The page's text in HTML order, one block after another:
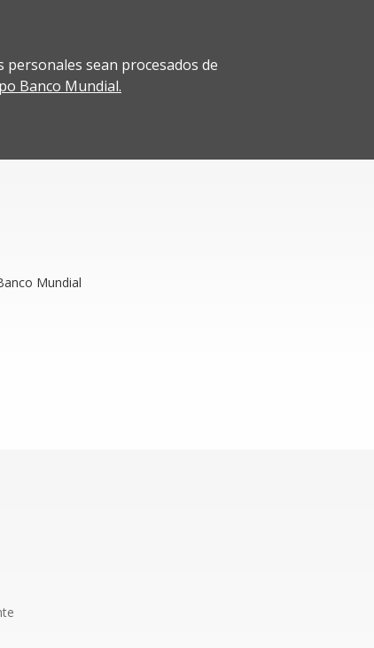
sean procesados de
Banco Mundial.
Mundial